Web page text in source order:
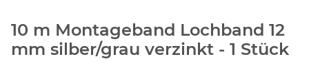
10 m Montageband Lochband 12
mm silber/grau verzinkt - 1 Stück